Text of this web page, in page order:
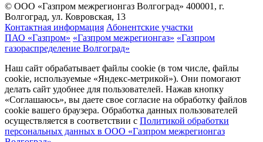
© ООО «Газпром межрегионгаз Волгоград» 400001, г.
Волгоград, ул. Ковровская, 13
Контактная информация Абонентские участки
ПАО «Газпром» «Газпром межрегионгаз» «Газпром
газораспределение Волгоград»
Наш сайт обрабатывает файлы cookie (в том числе, файлы
cookie, используемые «Яндекс-метрикой»). Они помогают
делать сайт удобнее для пользователей. Нажав кнопку
«Соглашаюсь», вы даете свое согласие на обработку файлов
cookie вашего браузера. Обработка данных пользователей
осуществляется в соответствии с Политикой обработки
персональных данных в ООО «Газпром межрегионгаз